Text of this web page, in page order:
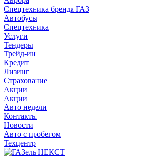
Спецтехника бренда ГАЗ
Автобусы
Спецтехника
Услуги
Тендеры
Трейд-ин
Кредит
Лизинг
Страхование
Акции
Акции
Авто недели
Контакты
Новости
Авто с пробегом
Техцентр